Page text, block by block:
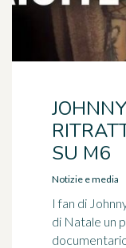
SU M6
Notizie e media
I fan di
di Natale un